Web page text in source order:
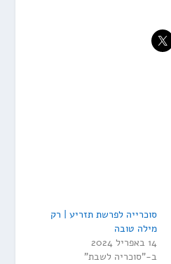
סוכרייה לפרשת תזריע | רק
מילה טובה
14 באפריל 2024
ב-"סוכריה לשבת"